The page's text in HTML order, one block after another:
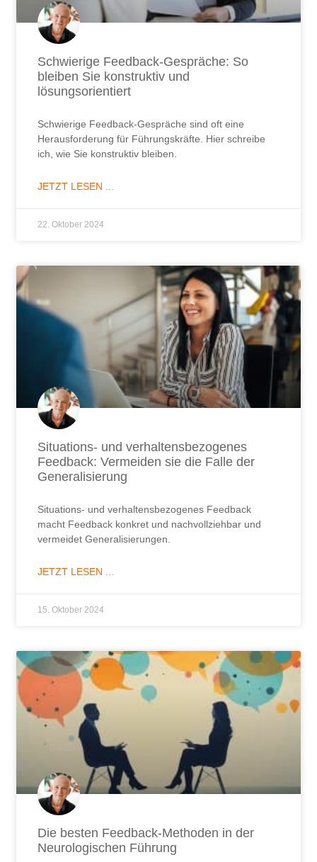
Schwierige Feedback-Gespräche: So
bleiben Sie konstruktiv und
lösungsorientiert
Schwierige Feedback-Gespräche sind oft eine
Herausforderung für Führungskräfte. Hier schreibe
ich, wie Sie konstruktiv bleiben.
JETZT LESEN ...
22. Oktober 2024
Situations- und verhaltensbezogenes
Feedback: Vermeiden sie die Falle der
Generalisierung
Situations- und verhaltensbezogenes Feedback
macht Feedback konkret und nachvollziehbar und
vermeidet Generalisierungen.
JETZT LESEN ...
15. Oktober 2024
Die besten Feedback-Methoden in der
Neurologischen Führung